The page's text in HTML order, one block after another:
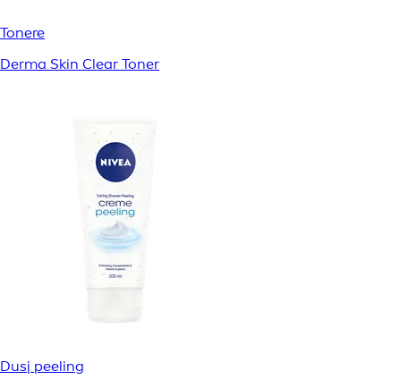
Tonere
Derma Skin Clear Toner
Dusj peeling